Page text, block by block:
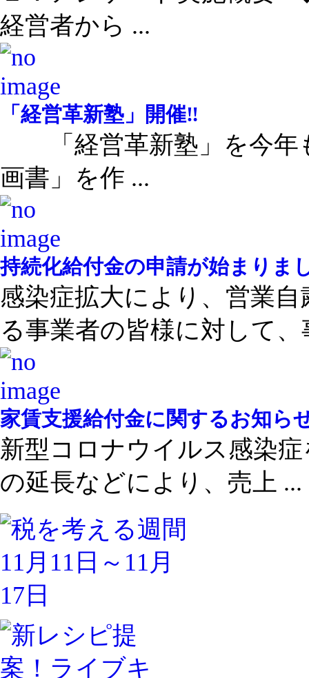
経営者から ...
「経営革新塾」開催‼
「経営革新塾」を今年
画書」を作 ...
持続化給付金の申請が始まりま
感染症拡大により、営業
る事業者の皆様に対して、
家賃支援給付金に関するお知ら
新型コロナウイルス感染
の延長などにより、売上 ...